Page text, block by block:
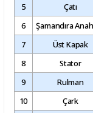
5
Çatı
6
Şamandıra
7
Üst Kapak
8
Stator
9
Rulman
10
Çark